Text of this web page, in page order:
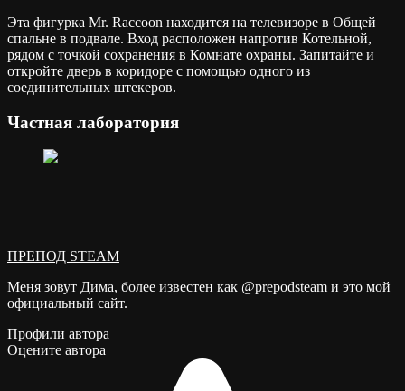
Эта фигурка Mr. Raccoon находится на телевизоре в Общей
спальне в подвале. Вход расположен напротив Котельной,
рядом с точкой сохранения в Комнате охраны. Запитайте и
откройте дверь в коридоре с помощью одного из
соединительных штекеров.
Частная лаборатория
ПРЕПОД STEAM
Меня зовут Дима, более известен как @prepodsteam и это мой
официальный сайт.
Профили автора
Оцените автора